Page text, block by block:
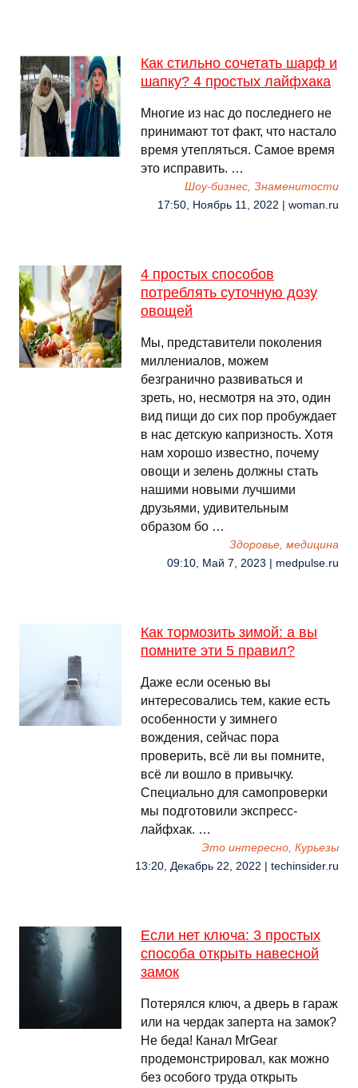
Как стильно сочетать шарф и
шапку? 4 простых лайфхака
Многие из нас до последнего не
принимают тот факт, что настало
время утепляться. Самое время
это исправить. …
Шоу-бизнес, Знаменитости
17:50, Ноябрь 11, 2022 | woman.ru
4 простых способов
потреблять суточную дозу
овощей
Мы, представители поколения
миллениалов, можем
безгранично развиваться и
зреть, но, несмотря на это, один
вид пищи до сих пор пробуждает
в нас детскую капризность. Хотя
нам хорошо известно, почему
овощи и зелень должны стать
нашими новыми лучшими
друзьями, удивительным
образом бо …
Здоровье, медицина
09:10, Май 7, 2023 | medpulse.ru
Как тормозить зимой: а вы
помните эти 5 правил?
Даже если осенью вы
интересовались тем, какие есть
особенности у зимнего
вождения, сейчас пора
проверить, всё ли вы помните,
всё ли вошло в привычку.
Специально для самопроверки
мы подготовили экспресс-
лайфхак. …
Это интересно, Курьезы
13:20, Декабрь 22, 2022 | techinsider.ru
Если нет ключа: 3 простых
способа открыть навесной
замок
Потерялся ключ, а дверь в гараж
или на чердак заперта на замок?
Не беда! Канал MrGear
продемонстрировал, как можно
без особого труда открыть